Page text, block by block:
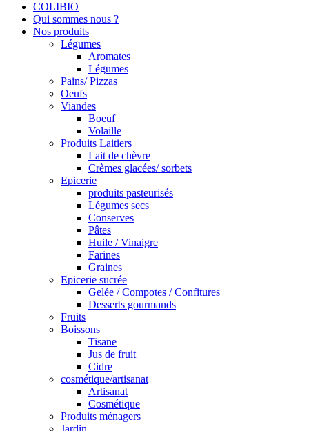
COLIBIO
Qui sommes nous ?
Nos produits
Légumes
Aromates
Légumes
Pains/ Pizzas
Oeufs
Viandes
Boeuf
Volaille
Produits Laitiers
Lait de chèvre
Crèmes glacées/ sorbets
Epicerie
produits pasteurisés
Légumes secs
Conserves
Pâtes
Huile / Vinaigre
Farines
Graines
Epicerie sucrée
Gelée / Compotes / Confitures
Desserts gourmands
Fruits
Boissons
Tisane
Jus de fruit
Cidre
cosmétique/artisanat
Artisanat
Cosmétique
Produits ménagers
Jardin